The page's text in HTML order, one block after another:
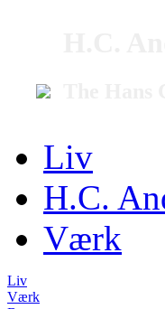
Liv
H.C.
Værk
Liv
Værk